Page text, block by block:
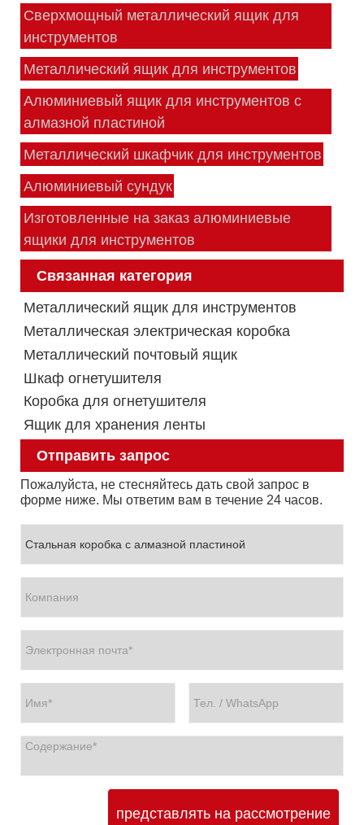
Сверхмощный металлический ящик для
инструментов
Металлический ящик для инструментов
Алюминиевый ящик для инструментов с
алмазной пластиной
Металлический шкафчик для инструментов
Алюминиевый сундук
Изготовленные на заказ алюминиевые
ящики для инструментов
Связанная категория
Металлический ящик для инструментов
Металлическая электрическая коробка
Металлический почтовый ящик
Шкаф огнетушителя
Коробка для огнетушителя
Ящик для хранения ленты
Отправить запрос
Пожалуйста, не стесняйтесь дать свой запрос в
форме ниже. Мы ответим вам в течение 24 часов.
представлять на рассмотрение